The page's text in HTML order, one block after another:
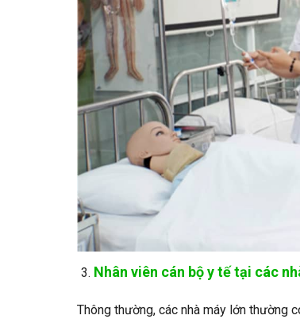
Nhân viên cán bộ y tế tại các
Thông thường, các nhà máy lớn thường